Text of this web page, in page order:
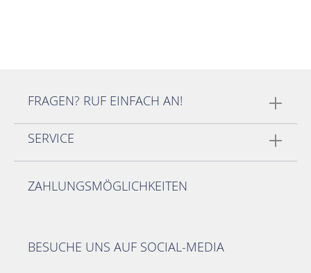
FRAGEN? RUF EINFACH AN!
SERVICE
ZAHLUNGSMÖGLICHKEITEN
BESUCHE UNS AUF SOCIAL-MEDIA